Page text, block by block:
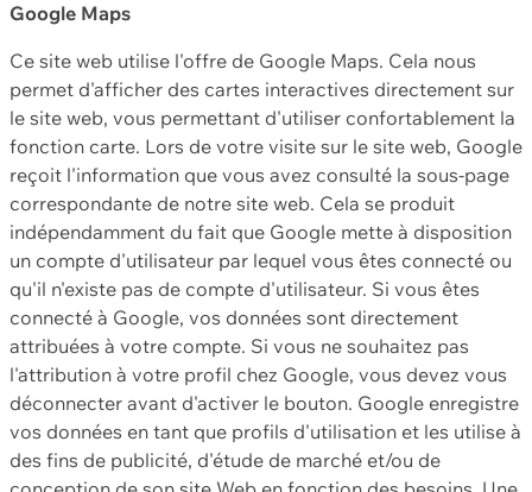
Google Maps
Ce site web utilise l'offre de Google Maps. Cela nous
permet d'afficher des cartes interactives directement sur
le site web, vous permettant d'utiliser confortablement la
fonction carte. Lors de votre visite sur le site web, Google
reçoit l'information que vous avez consulté la sous-page
correspondante de notre site web. Cela se produit
indépendamment du fait que Google mette à disposition
un compte d'utilisateur par lequel vous êtes connecté ou
qu'il n'existe pas de compte d'utilisateur. Si vous êtes
connecté à Google, vos données sont directement
attribuées à votre compte. Si vous ne souhaitez pas
l'attribution à votre profil chez Google, vous devez vous
déconnecter avant d'activer le bouton. Google enregistre
vos données en tant que profils d'utilisation et les utilise à
des fins de publicité, d'étude de marché et/ou de